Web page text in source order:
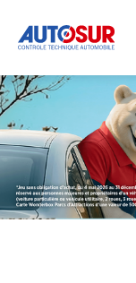
Opération
spéciale
Mai
-
Décembre
2026
Locations